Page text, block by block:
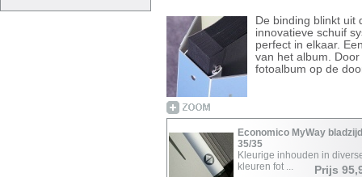
De binding blinkt uit
innovatieve schuif
perfect in elkaar.
van het album.
fotoalbum op de
Economico MyWay
35/35
Kleurige inhouden in
kleuren fot ...
Prijs